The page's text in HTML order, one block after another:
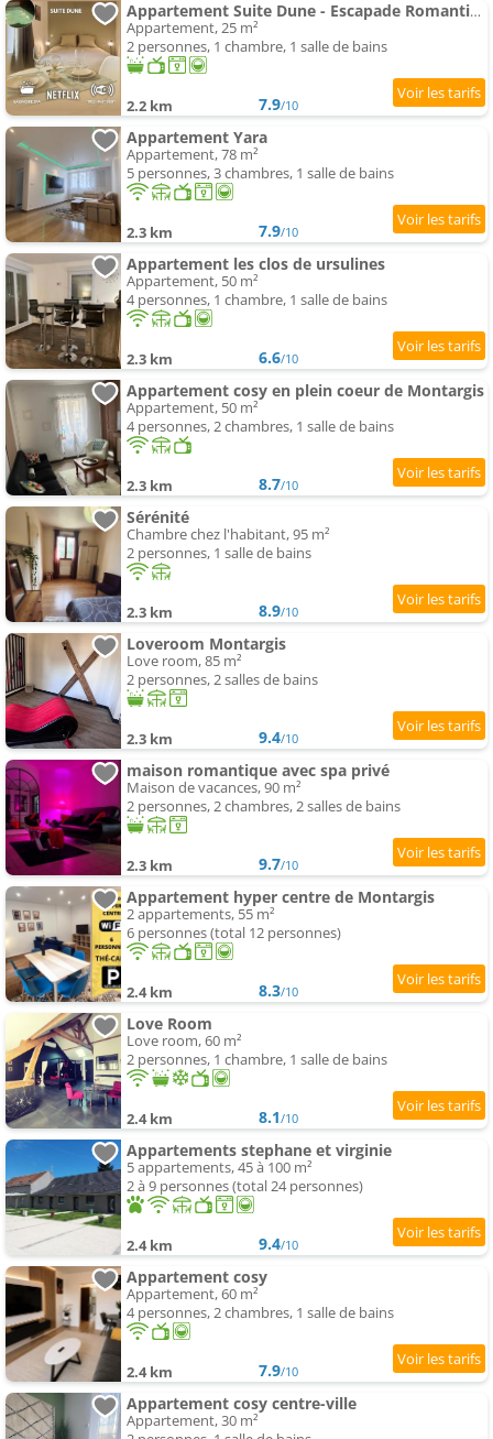
Appartement Suite Dune - Escapade Romantique avec spa Privé
Appartement, 25 m²
2 personnes, 1 chambre, 1 salle de bains
2.2 km 7.9/10
Appartement Yara
Appartement, 78 m²
5 personnes, 3 chambres, 1 salle de bains
2.3 km 7.9/10
Appartement les clos de ursulines
Appartement, 50 m²
4 personnes, 1 chambre, 1 salle de bains
2.3 km 6.6/10
Appartement cosy en plein coeur de Montargis
Appartement, 50 m²
4 personnes, 2 chambres, 1 salle de bains
2.3 km 8.7/10
Sérénité
Chambre chez l'habitant, 95 m²
2 personnes, 1 salle de bains
2.3 km 8.9/10
Loveroom Montargis
Love room, 85 m²
2 personnes, 2 salles de bains
2.3 km 9.4/10
maison romantique avec spa privé
Maison de vacances, 90 m²
2 personnes, 2 chambres, 2 salles de bains
2.3 km 9.7/10
Appartement hyper centre de Montargis
2 appartements, 55 m²
6 personnes (total 12 personnes)
2.4 km 8.3/10
Love Room
Love room, 60 m²
2 personnes, 1 chambre, 1 salle de bains
2.4 km 8.1/10
Appartements stephane et virginie
5 appartements, 45 à 100 m²
2 à 9 personnes (total 24 personnes)
2.4 km 9.4/10
Appartement cosy
Appartement, 60 m²
4 personnes, 2 chambres, 1 salle de bains
2.4 km 7.9/10
Appartement cosy centre-ville
Appartement, 30 m²